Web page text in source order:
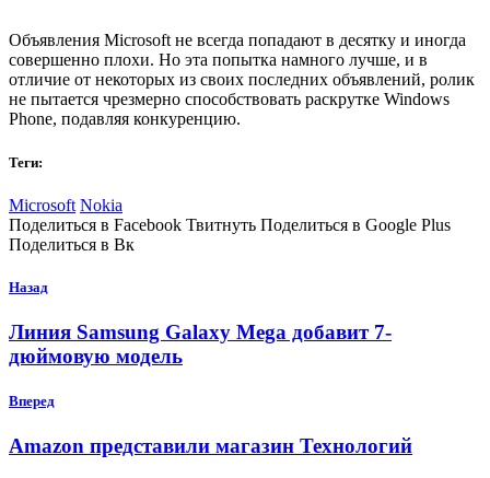
Объявления Microsoft не всегда попадают в десятку и иногда
совершенно плохи. Но эта попытка намного лучше, и в
отличие от некоторых из своих последних объявлений, ролик
не пытается чрезмерно способствовать раскрутке Windows
Phone, подавляя конкуренцию.
Теги:
Microsoft Nokia
Поделиться в Facebook Твитнуть Поделиться в Google Plus
Поделиться в Вк
Назад
Линия Samsung Galaxy Mega добавит 7-
дюймовую модель
Вперед
Amazon представили магазин Технологий